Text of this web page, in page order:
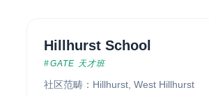
Hillhurst School
#GATE 天才班
社区范畴：Hillhurst, West Hillhurst